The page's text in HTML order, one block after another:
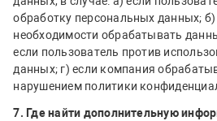
обработку персональных данных;
необходимости обрабатывать
если пользователь против
данных; г) если компания
нарушением политики
7. Где найти дополнительную